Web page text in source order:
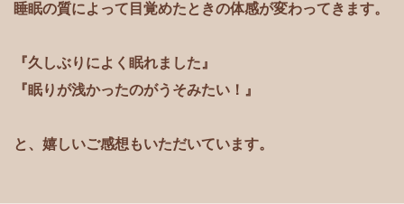
睡眠の質によって目覚めたときの体感が変わってきます。
『久しぶりによく眠れました』
『眠りが浅かったのがうそみたい！』
と、嬉しいご感想もいただいています。